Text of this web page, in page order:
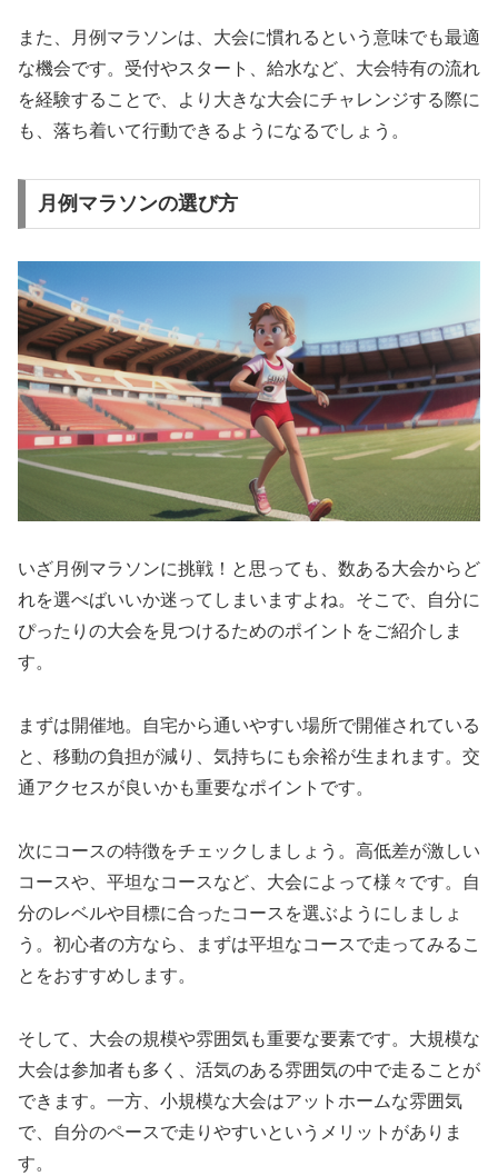
また、月例マラソンは、 大会に慣れる という意味でも最適
な機会です。受付やスタート、給水など、大会特有の流れ
を経験することで、より大きな大会にチャレンジする際に
も、落ち着いて行動できるようになるでしょう。
月例マラソンの選び方
いざ月例マラソンに挑戦！と思っても、数ある大会からど
れを選べばいいか迷ってしまいますよね。そこで、自分に
ぴったりの大会を見つけるためのポイントをご紹介しま
す。
まずは開催地。自宅から通いやすい場所で開催されている
と、移動の負担が減り、気持ちにも余裕が生まれます。交
通アクセスが良いかも重要なポイントです。
次に コースの特徴をチェックしましょう。高低差が激しい
コースや、平坦なコースなど、大会によって様々です。自
分のレベルや目標に合ったコースを選ぶようにしましょ
う。初心者の方なら、まずは平坦なコースで走ってみるこ
とをおすすめします。
そして、 大会の規模や雰囲気も重要な要素です。大規模な
大会は参加者も多く、活気のある雰囲気の中で走ることが
できます。一方、小規模な大会はアットホームな雰囲気
で、自分のペースで走りやすいというメリットがありま
す。